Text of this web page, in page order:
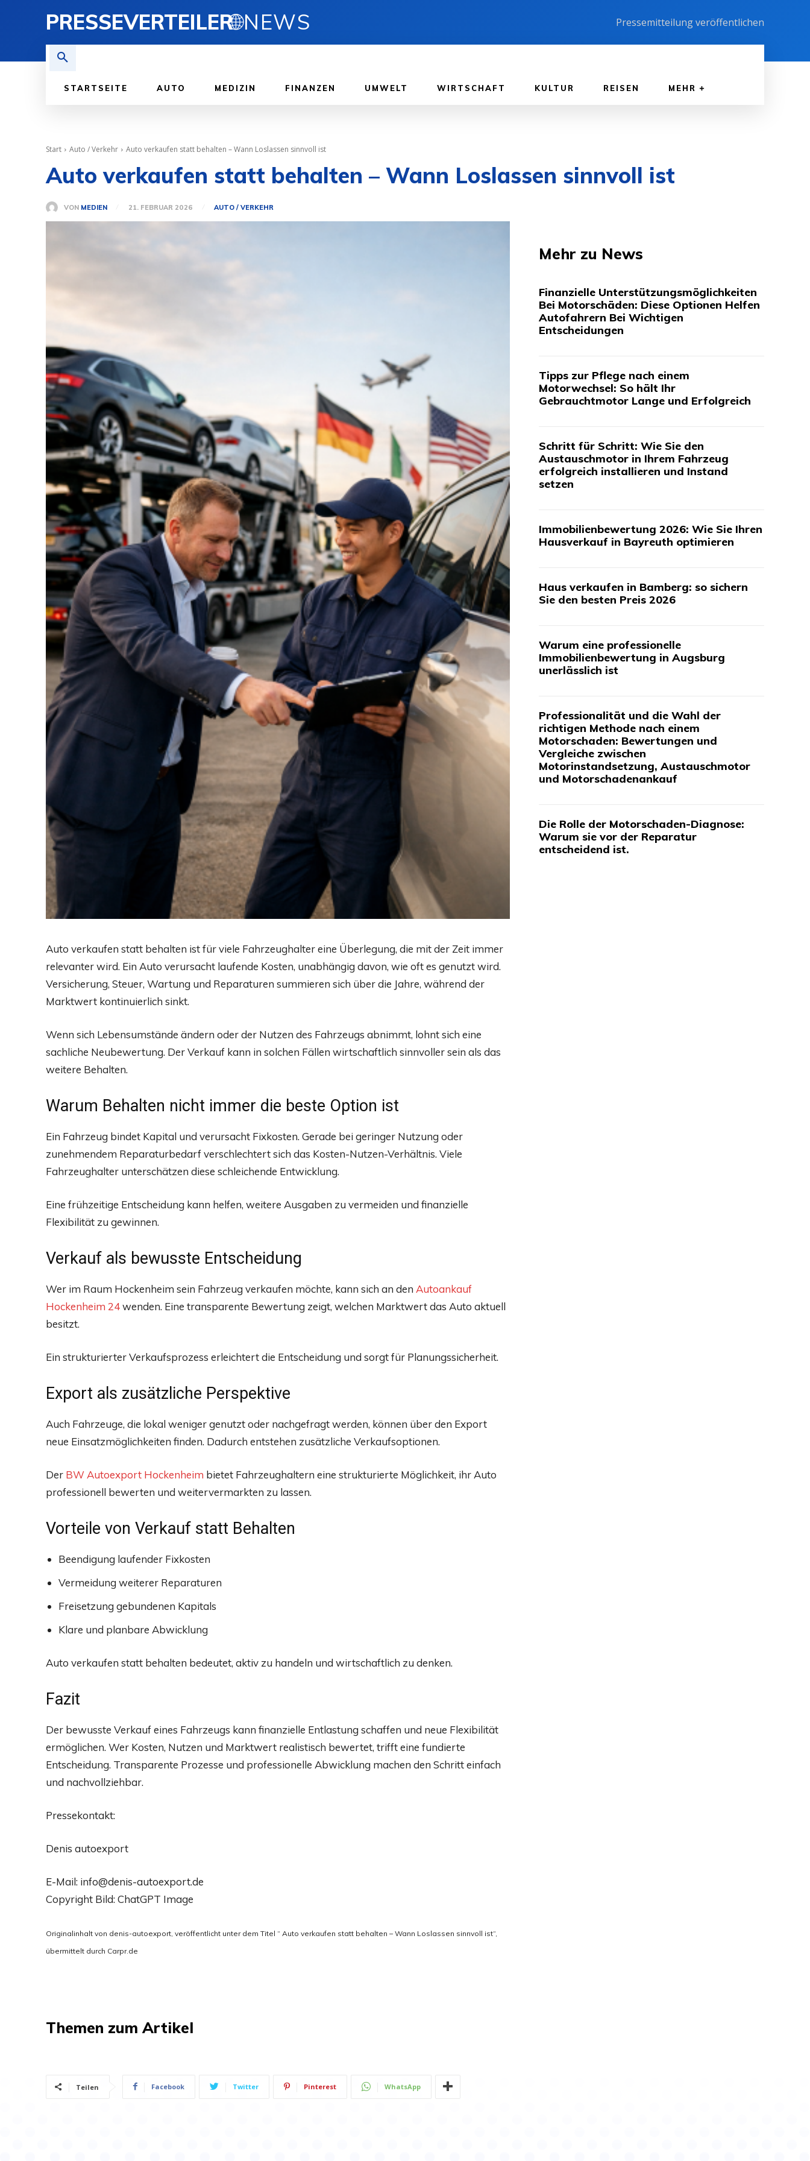
PRESSEVERTEILER🌐NEWS Pressemitteilung veröffentlichen
STARTSEITE AUTO MEDIZIN FINANZEN UMWELT WIRTSCHAFT KULTUR REISEN MEHR
Start Auto / Verkehr Auto verkaufen statt behalten – Wann Loslassen sinnvoll ist
Auto verkaufen statt behalten – Wann Loslassen sinnvoll ist
VON MEDIEN 21. FEBRUAR 2026 AUTO / VERKEHR
Auto verkaufen statt behalten ist für viele Fahrzeughalter eine Überlegung, die mit der Zeit immer
relevanter wird. Ein Auto verursacht laufende Kosten, unabhängig davon, wie oft es genutzt wird.
Versicherung, Steuer, Wartung und Reparaturen summieren sich über die Jahre, während der
Marktwert kontinuierlich sinkt.
Wenn sich Lebensumstände ändern oder der Nutzen des Fahrzeugs abnimmt, lohnt sich eine
sachliche Neubewertung. Der Verkauf kann in solchen Fällen wirtschaftlich sinnvoller sein als das
weitere Behalten.
Warum Behalten nicht immer die beste Option ist
Ein Fahrzeug bindet Kapital und verursacht Fixkosten. Gerade bei geringer Nutzung oder
zunehmendem Reparaturbedarf verschlechtert sich das Kosten-Nutzen-Verhältnis. Viele
Fahrzeughalter unterschätzen diese schleichende Entwicklung.
Eine frühzeitige Entscheidung kann helfen, weitere Ausgaben zu vermeiden und finanzielle
Flexibilität zu gewinnen.
Verkauf als bewusste Entscheidung
Wer im Raum Hockenheim sein Fahrzeug verkaufen möchte, kann sich an den Autoankauf
Hockenheim 24wenden. Eine transparente Bewertung zeigt, welchen Marktwert das Auto aktuell
besitzt.
Ein strukturierter Verkaufsprozess erleichtert die Entscheidung und sorgt für Planungssicherheit.
Export als zusätzliche Perspektive
Auch Fahrzeuge, die lokal weniger genutzt oder nachgefragt werden, können über den Export
neue Einsatzmöglichkeiten finden. Dadurch entstehen zusätzliche Verkaufsoptionen.
Der BW Autoexport Hockenheim bietet Fahrzeughaltern eine strukturierte Möglichkeit, ihr Auto
professionell bewerten und weitervermarkten zu lassen.
Vorteile von Verkauf statt Behalten
Beendigung laufender Fixkosten
Vermeidung weiterer Reparaturen
Freisetzung gebundenen Kapitals
Klare und planbare Abwicklung
Auto verkaufen statt behalten bedeutet, aktiv zu handeln und wirtschaftlich zu denken.
Fazit
Der bewusste Verkauf eines Fahrzeugs kann finanzielle Entlastung schaffen und neue Flexibilität
ermöglichen. Wer Kosten, Nutzen und Marktwert realistisch bewertet, trifft eine fundierte
Entscheidung. Transparente Prozesse und professionelle Abwicklung machen den Schritt einfach
und nachvollziehbar.
Pressekontakt:
Denis autoexport
E-Mail: info@denis-autoexport.de
Copyright Bild: ChatGPT Image
Originalinhalt von denis-autoexport, veröffentlicht unter dem Titel “ Auto verkaufen statt behalten – Wann Loslassen sinnvoll ist“,
übermittelt durch Carpr.de
Themen zum Artikel
Teilen Facebook Twitter Pinterest WhatsApp
Mehr zu News
Finanzielle Unterstützungsmöglichkeiten
Bei Motorschäden: Diese Optionen Helfen
Autofahrern Bei Wichtigen
Entscheidungen
Tipps zur Pflege nach einem
Motorwechsel: So hält Ihr
Gebrauchtmotor Lange und Erfolgreich
Schritt für Schritt: Wie Sie den
Austauschmotor in Ihrem Fahrzeug
erfolgreich installieren und Instand
setzen
Immobilienbewertung 2026: Wie Sie Ihren
Hausverkauf in Bayreuth optimieren
Haus verkaufen in Bamberg: so sichern
Sie den besten Preis 2026
Warum eine professionelle
Immobilienbewertung in Augsburg
unerlässlich ist
Professionalität und die Wahl der
richtigen Methode nach einem
Motorschaden: Bewertungen und
Vergleiche zwischen
Motorinstandsetzung, Austauschmotor
und Motorschadenankauf
Die Rolle der Motorschaden-Diagnose:
Warum sie vor der Reparatur
entscheidend ist.